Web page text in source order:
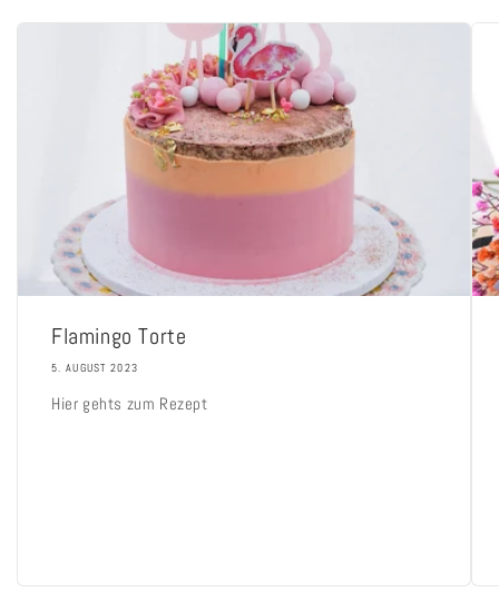
Flamingo Torte
5. AUGUST 2023
Hier gehts zum Rezept